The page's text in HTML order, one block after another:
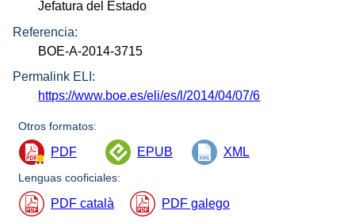
Jefatura del Estado
Referencia:
BOE-A-2014-3715
Permalink ELI:
https://www.boe.es/eli/es/l/2014/04/07/6
Otros formatos:
PDF EPUB XML
Lenguas cooficiales:
PDF català PDF galego